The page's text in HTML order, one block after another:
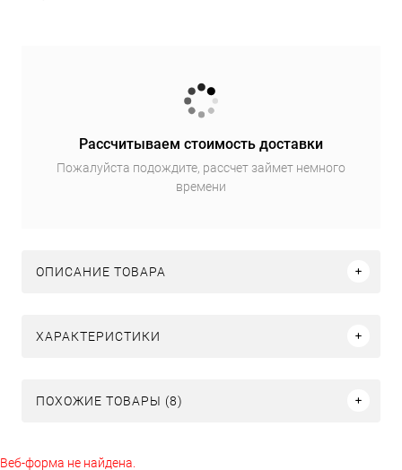
Рассчитываем стоимость доставки
Пожалуйста подождите, рассчет займет немного
времени
ОПИСАНИЕ ТОВАРА
ХАРАКТЕРИСТИКИ
ПОХОЖИЕ ТОВАРЫ (8)
Веб-форма не найдена.